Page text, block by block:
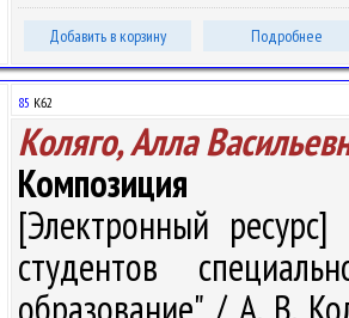
Добавить в корзину Подробнее
85 К62
Коляго, Алла
Композиция
[Электронный
студентов